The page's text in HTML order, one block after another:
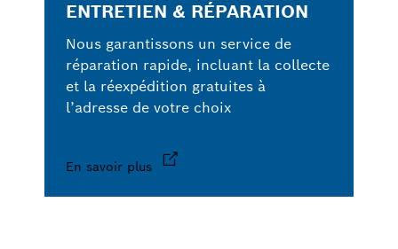
ENTRETIEN & RÉPARATION
Nous garantissons un service de
réparation rapide, incluant la collecte
et la réexpédition gratuites à
l’adresse de votre choix
En savoir plus